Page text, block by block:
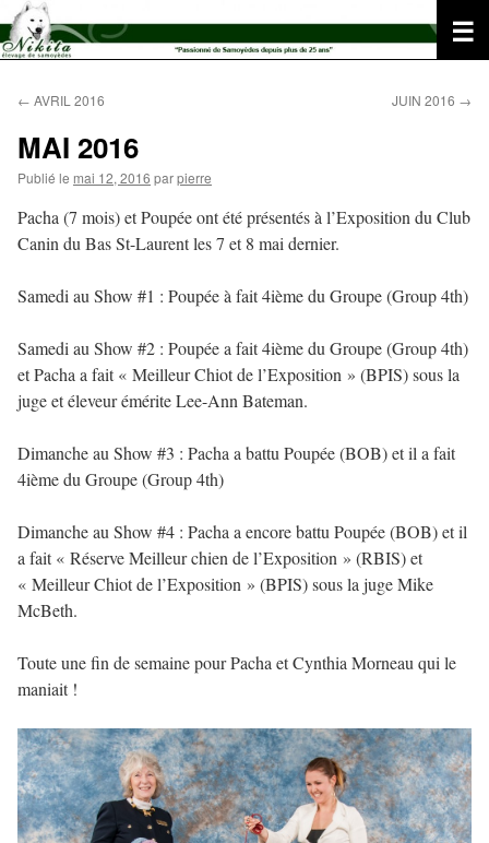
Aller
au
contenu
← AVRIL 2016 JUIN 2016 →
MAI 2016
Publié le mai 12, 2016 parpierre
Pacha (7 mois) et Poupée ont été présentés à l’Exposition du Club
Canin du Bas St-Laurent les 7 et 8 mai dernier.
Samedi au Show #1 : Poupée à fait 4ième du Groupe (Group 4th)
Samedi au Show #2 : Poupée a fait 4ième du Groupe (Group 4th)
et Pacha a fait « Meilleur Chiot de l’Exposition » (BPIS) sous la
juge et éleveur émérite Lee-Ann Bateman.
Dimanche au Show #3 : Pacha a battu Poupée (BOB) et il a fait
4ième du Groupe (Group 4th)
Dimanche au Show #4 : Pacha a encore battu Poupée (BOB) et il
a fait « Réserve Meilleur chien de l’Exposition » (RBIS) et
« Meilleur Chiot de l’Exposition » (BPIS) sous la juge Mike
McBeth.
Toute une fin de semaine pour Pacha et Cynthia Morneau qui le
maniait !